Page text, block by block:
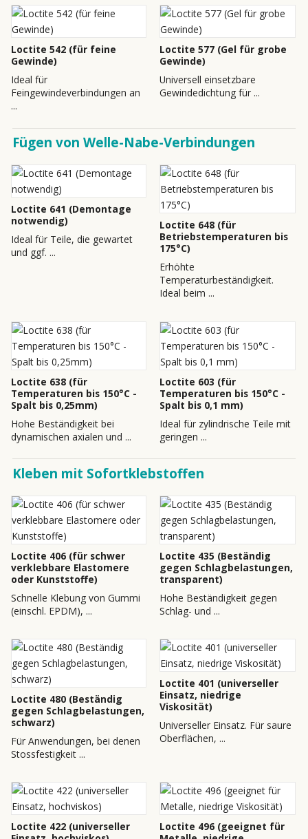
Loctite 542 (für feine
Gewinde)
Ideal für
Feingewindeverbindungen an
...
Loctite 577 (Gel für grobe
Gewinde)
Universell einsetzbare
Gewindedichtung für ...
Fügen von Welle-Nabe-Verbindungen
Loctite 641 (Demontage
notwendig)
Ideal für Teile, die gewartet
und ggf. ...
Loctite 648 (für
Betriebstemperaturen bis
175°C)
Erhöhte
Temperaturbeständigkeit.
Ideal beim ...
Loctite 638 (für
Temperaturen bis 150°C -
Spalt bis 0,25mm)
Hohe Beständigkeit bei
dynamischen axialen und ...
Loctite 603 (für
Temperaturen bis 150°C -
Spalt bis 0,1 mm)
Ideal für zylindrische Teile mit
geringen ...
Kleben mit Sofortklebstoffen
Loctite 406 (für schwer
verklebbare Elastomere
oder Kunststoffe)
Schnelle Klebung von Gummi
(einschl. EPDM), ...
Loctite 435 (Beständig
gegen Schlagbelastungen,
transparent)
Hohe Beständigkeit gegen
Schlag- und ...
Loctite 480 (Beständig
gegen Schlagbelastungen,
schwarz)
Für Anwendungen, bei denen
Stossfestigkeit ...
Loctite 401 (universeller
Einsatz, niedrige
Viskosität)
Universeller Einsatz. Für saure
Oberflächen, ...
Loctite 422 (universeller
Loctite 496 (geeignet für